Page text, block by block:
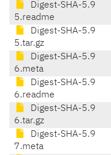
Digest-SHA-5.9
5.readme
Digest-SHA-5.9
5.tar.gz
Digest-SHA-5.9
6.meta
Digest-SHA-5.9
6.readme
Digest-SHA-5.9
6.tar.gz
Digest-SHA-5.9
7.meta